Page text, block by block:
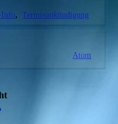
Info Terminankündigung
Atom